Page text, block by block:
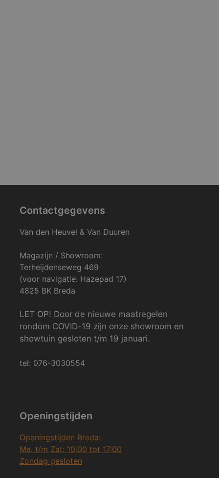
Contactgegevens
Van den Heuvel & Van Duuren
Magazijn / Showroom:
Terheijdenseweg 469
(voor navigatie: Hazepad 17)
4825 BK Breda
LET OP! Door de nieuwe maatregelen
rondom COVID-19 zijn onze showroom en
showtuin gesloten t/m 19 januari.
tel: 076-3030554
Openingstijden
Openingstijden Breda:
Ma. t/m Zat: 10:00 tot 17:00
Zondag gesloten